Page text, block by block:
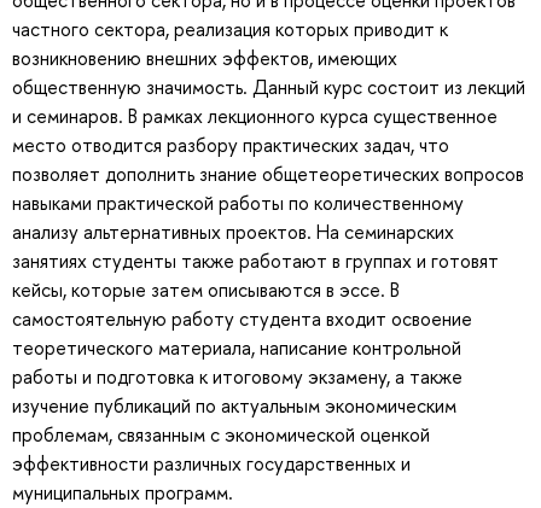
частного сектора, реализация которых приводит к
возникновению внешних эффектов, имеющих
общественную значимость. Данный курс состоит из лекций
и семинаров. В рамках лекционного курса существенное
место отводится разбору практических задач, что
позволяет дополнить знание общетеоретических вопросов
навыками практической работы по количественному
анализу альтернативных проектов. На семинарских
занятиях студенты также работают в группах и готовят
кейсы, которые затем описываются в эссе. В
самостоятельную работу студента входит освоение
теоретического материала, написание контрольной
работы и подготовка к итоговому экзамену, а также
изучение публикаций по актуальным экономическим
проблемам, связанным с экономической оценкой
эффективности различных государственных и
муниципальных программ.